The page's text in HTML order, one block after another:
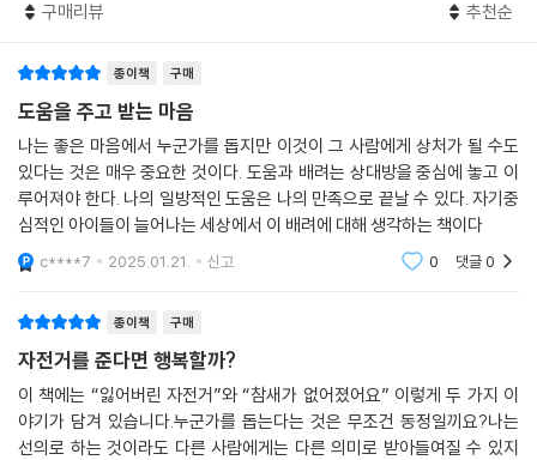
구매리뷰 추천순
종이책 구매
도움을 주고 받는 마음
나는 좋은 마음에서 누군가를 돕지만 이것이 그 사람에게 상처가 될 수도
있다는 것은 매우 중요한 것이다. 도움과 배려는 상대방을 중심에 놓고 이
루어져야 한다. 나의 일방적인 도움은 나의 만족으로 끝날 수 있다. 자기중
심적인 아이들이 늘어나는 세상에서 이 배려에 대해 생각하는 책이다
c****7 2025.01.21. 신고 0 댓글0
종이책 구매
자전거를 준다면 행복할까?
이 책에는 “잃어버린 자전거”와 “참새가 없어졌어요” 이렇게 두 가지 이
야기가 담겨 있습니다.누군가를 돕는다는 것은 무조건 동정일끼요?나는
선의로 하는 것이라도 다른 사람에게는 다른 의미로 받아들여질 수 있지